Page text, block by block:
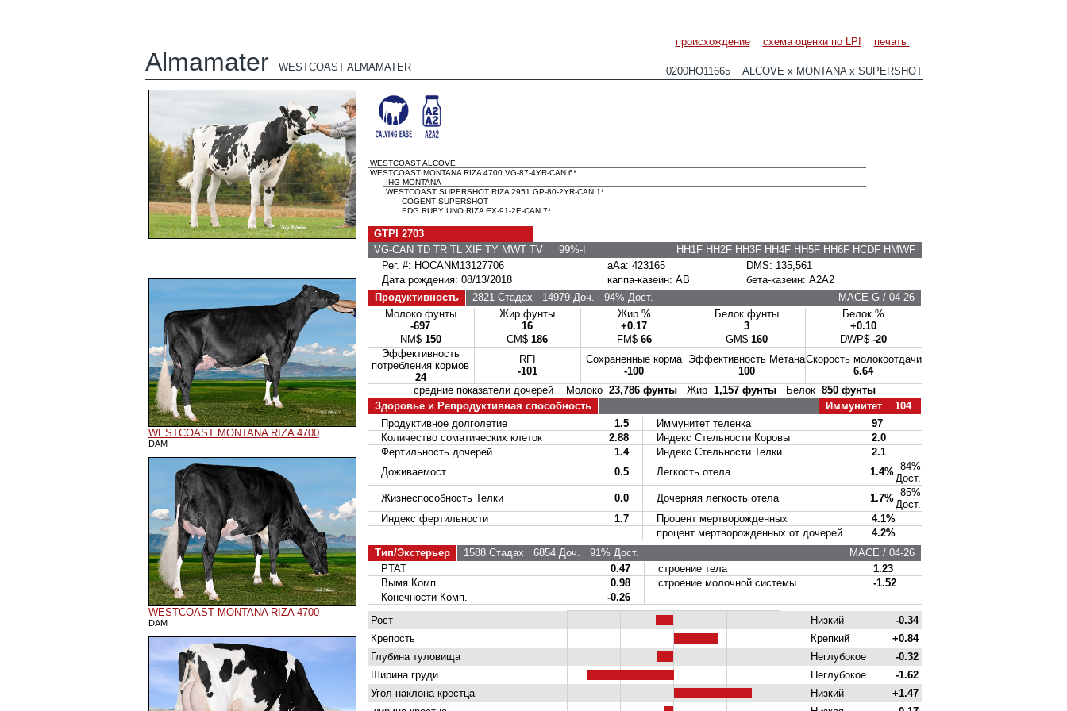
происхождение схема оценки по LPI печать
Almamater WESTCOAST ALMAMATER 0200HO11665 ALCOVE x MONTANA x SUPERSHOT
WESTCOAST MONTANA RIZA 4700
DAM
WESTCOAST MONTANA RIZA 4700
DAM
WESTCOAST ALCOVE
WESTCOAST MONTANA RIZA 4700 VG-87-4YR-CAN 6*
IHG MONTANA
WESTCOAST SUPERSHOT RIZA 2951 GP-80-2YR-CAN 1*
COGENT SUPERSHOT
EDG RUBY UNO RIZA EX-91-2E-CAN 7*
GTPI 2703
VG-CAN TD TR TL XIF TY MWT TV 99%-I
HH1F HH2F HH3F HH4F HH5F HH6F HCDF HMWF
Рег. #: HOCANM13127706
aAa: 423165
DMS: 135,561
Дата рождения: 08/13/2018
каппа-казеин: AB
бета-казеин: A2A2
Продуктивность
2821 Стадах 14979 Доч. 94% Дост.
MACE-G / 04-26
Молоко фунты
-697
Жир фунты
16
Жир %
+0.17
Белок фунты
3
Белок %
+0.10
NM$ 150 CM$ 186 FM$ 66 GM$ 160 DWP$ -20
Эффективность
потребления кормов
24
RFI
-101
Сохраненные корма
-100
Эффективность Метана
100
Скорость молокоотдачи
6.64
средние показатели дочерей Молоко 23,786 фунтыЖир 1,157 фунтыБелок 850 фунты
Здоровье и Репродуктивная способность
Иммунитет 104
Продуктивное долголетие
1.5 Иммунитет теленка
97
Количество соматических клеток
2.88 Индекс Стельности Коровы
2.0
Фертильность дочерей
1.4 Индекс Стельности Телки
2.1
Доживаемост
0.5 Легкость отела 1.4% 84%
Дост.
Жизнеспособность Телки
0.0 Дочерняя легкость отела 1.7% 85%
Дост.
Индекс фертильности
1.7 Процент мертворожденных
4.1%
процент мертворожденных от дочерей
4.2%
Тип/Экстерьер
1588 Стадах 6854 Доч. 91% Дост.
MACE / 04-26
PTAT
0.47 строение тела
1.23
Вымя Комп.
0.98 строение молочной системы
-1.52
Конечности Комп.
-0.26
Рост
Низкий
-0.34
Крепость
Крепкий
+0.84
Глубина туловища
Неглубокое
-0.32
Ширина груди
Неглубокое
-1.62
Угол наклона крестца
Низкий
+1.47